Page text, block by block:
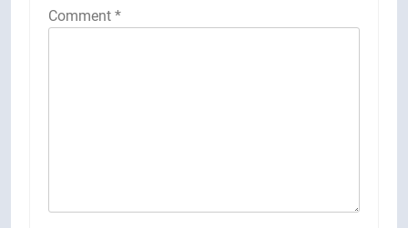
Comment *